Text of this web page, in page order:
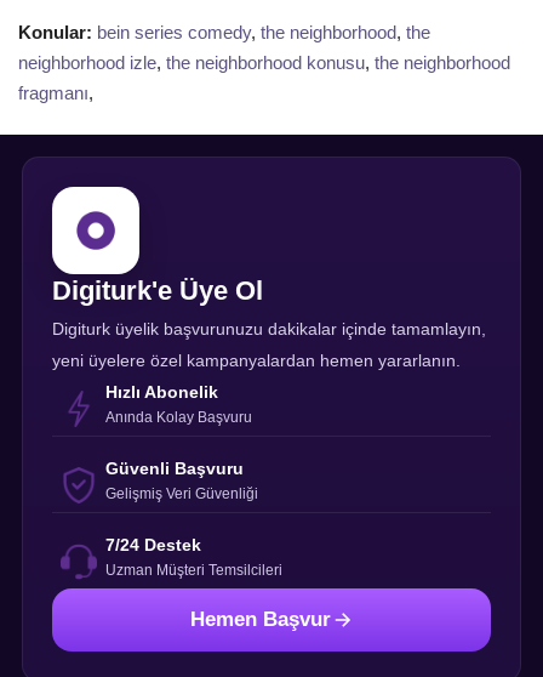
Konular: bein series comedy, the neighborhood, the
neighborhood izle, the neighborhood konusu, the neighborhood
fragmanı,
Digiturk'e Üye Ol
Digiturk üyelik başvurunuzu dakikalar içinde tamamlayın,
yeni üyelere özel kampanyalardan hemen yararlanın.
Hızlı Abonelik
Anında Kolay Başvuru
Güvenli Başvuru
Gelişmiş Veri Güvenliği
7/24 Destek
Uzman Müşteri Temsilcileri
Hemen Başvur